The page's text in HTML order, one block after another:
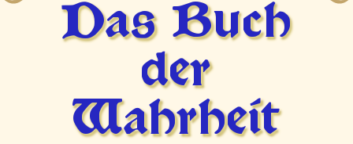
Das Buch
der
Wahrheit